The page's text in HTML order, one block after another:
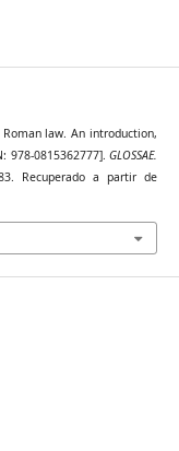
law. An introduction,
978-0815362777].GLOSSAE.
Recuperado a partir de